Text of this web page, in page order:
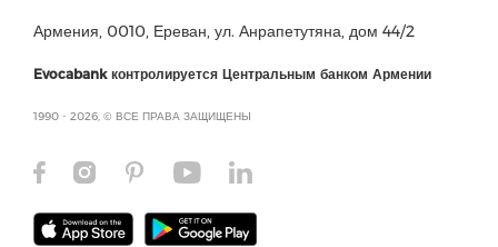
Армения, 0010, Ереван, ул. Анрапетутяна, дом 44/2
Evocabank контролируется Центральным банком Армении
1990 - 2026, © ВСЕ ПРАВА ЗАЩИЩЕНЫ